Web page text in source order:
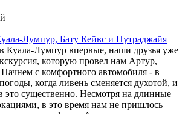
Лумпур, Бату Кейвс и Путраджайя
Лумпур впервые, наши друзья уже
которую провел нам Артур,
с комфортного автомобиля - в
когда ливень сменяется духотой, и
это существенно. Несмотря на длинные
в это время нам не пришлось